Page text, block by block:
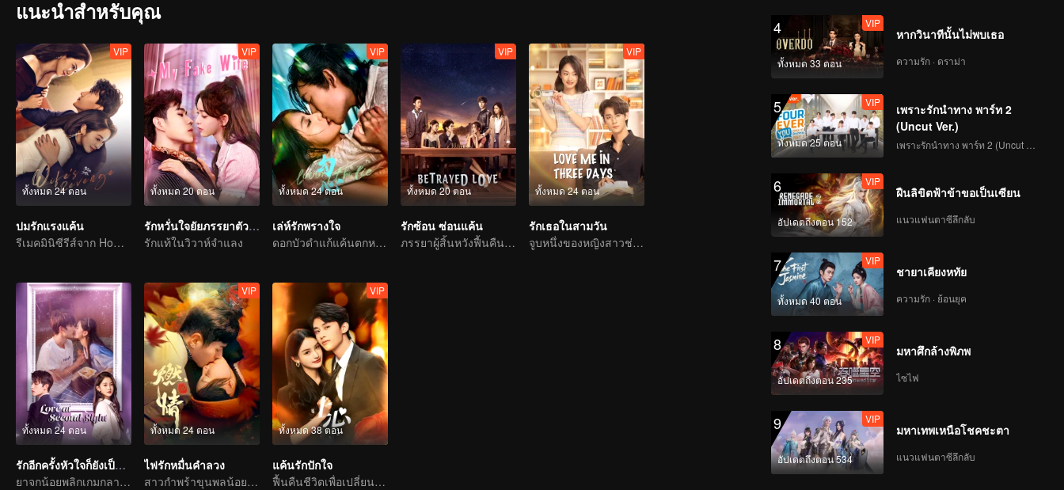
แนะนำสำหรับคุณ
ทั้งหมด 24 ตอน
VIP
ปมรักแรงแค้น
รีเมคมินิซีรีส์จาก Home Temptation
ทั้งหมด 20 ตอน
VIP
รักหวั่นใจยัยภรรยาตัวปลอม
รักแท้ในวิวาห์จำแลง
ทั้งหมด 24 ตอน
VIP
เล่ห์รักพรางใจ
ดอกบัวดำแก้แค้นตกหลุมรักนายแบดบอย
ทั้งหมด 20 ตอน
VIP
รักซ้อน ซ่อนแค้น
ภรรยาผู้สิ้นหวังฟื้นคืนชีพสู้กับผู้ชายเลว
ทั้งหมด 24 ตอน
VIP
รักเธอในสามวัน
จูบหนึ่งของหญิงสาวช่วยชีวิตท่านประธานผู้เปลี่ยนร้อยร่าง
ทั้งหมด 24 ตอน
รักอีกครั้งหัวใจก็ยังเป็นเธอ
ยาจกน้อยพลิกเกมกลายเป็นประธานจอมเผด็จการไล่จีบรักแรก
ทั้งหมด 24 ตอน
VIP
ไฟรักหมื่นคำลวง
สาวกำพร้าขุนพลน้อยรักทรหดสุดฤทธิ์
ทั้งหมด 38 ตอน
VIP
แค้นรักปักใจ
ฟื้นคืนชีวิตเพื่อเปลี่ยนโชคชะตา
4
ทั้งหมด 33 ตอน
VIP
หากวินาทีนั้นไม่พบเธอ
ความรัก · ดราม่า
5
ทั้งหมด 25 ตอน
VIP
เพราะรักนำทาง พาร์ท 2
(Uncut Ver.)
6
อัปเดตถึงตอน 152
VIP
ฝืนลิขิตฟ้าข้าขอเป็นเซียน
แนวแฟนตาซีลึกลับ
7
ทั้งหมด 40 ตอน
VIP
ชายาเคียงหทัย
ความรัก · ย้อนยุค
8
อัปเดตถึงตอน 235
VIP
มหาศึกล้างพิภพ
ไซไฟ
9
อัปเดตถึงตอน 534
VIP
มหาเทพเหนือโชคชะตา
แนวแฟนตาซีลึกลับ